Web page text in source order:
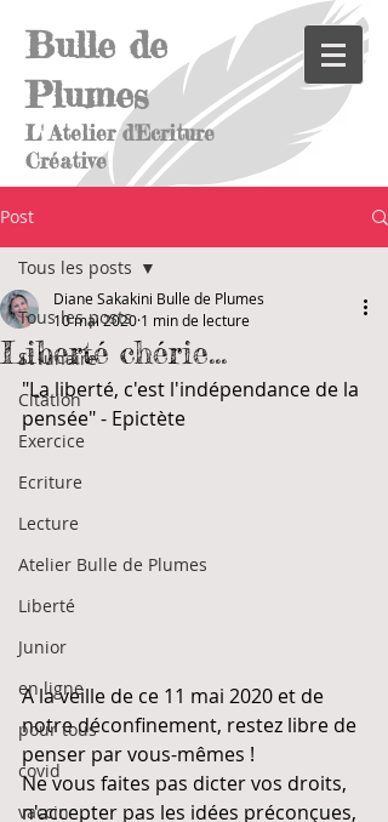
Bulle de
Plumes
L' Atelier d'Ecriture
Créative
Post
Tous les posts
St lunaire
Citation
Exercice
Ecriture
Lecture
Atelier Bulle de Plumes
Liberté
Junior
en ligne
pour tous
covid
vaccin
Tous les posts
Liberté chérie...
Diane Sakakini Bulle de Plumes
10 mai 2020 1 min de lecture
"La liberté, c'est l'indépendance de la
pensée" - Epictète
A la veille de ce 11 mai 2020 et de
notre déconfinement, restez libre de
penser par vous-mêmes !
Ne vous faites pas dicter vos droits,
n'accepter pas les idées préconçues,